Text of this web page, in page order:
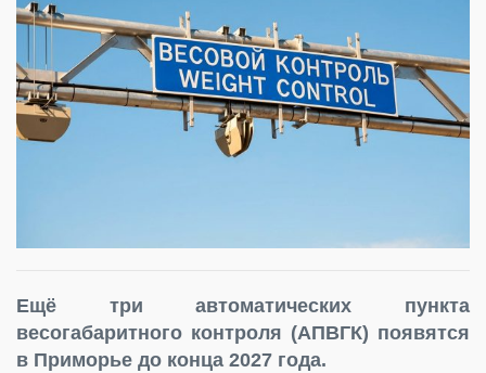
Ещё три автоматических пункта
весогабаритного контроля (АПВГК) появятся
в Приморье до конца 2027 года.